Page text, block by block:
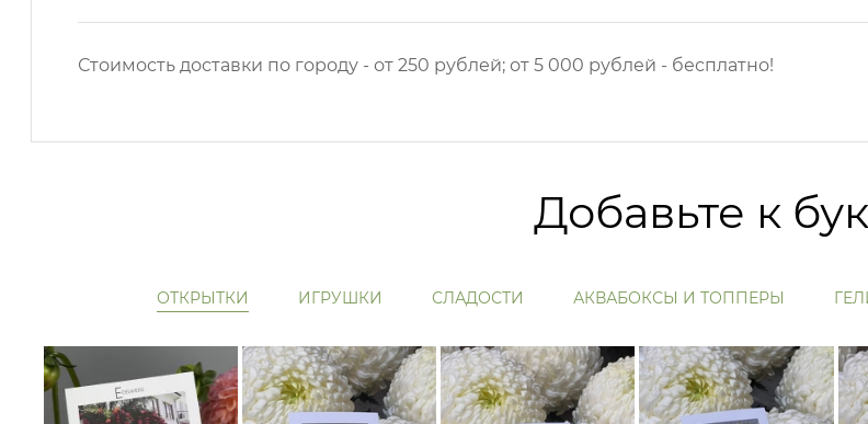
Стоимость доставки по городу - от 250 рублей; от 5 000 рублей - бесплатно!
Добавьте к
ОТКРЫТКИ ИГРУШКИ СЛАДОСТИ АКВАБОКСЫ И ТОППЕРЫ